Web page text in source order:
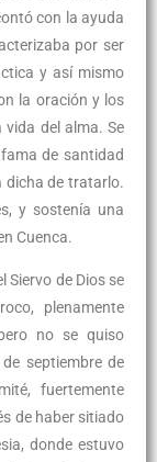
con la ayuda
y así mismo
la oración y los
vida del alma. Se
de santidad
dicha de tratarlo.
y sostenía una
Cuenca.
Siervo de Dios se
plenamente
no se quiso
septiembre de
fuertemente
de haber sitiado
donde estuvo